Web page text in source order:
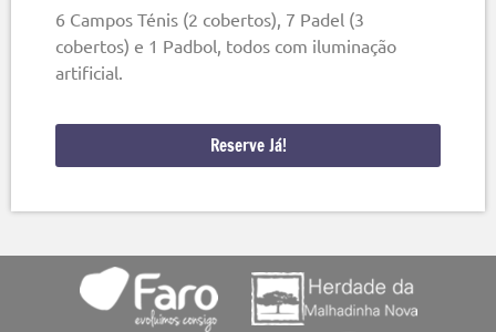
6 Campos Ténis (2 cobertos), 7 Padel (3
cobertos) e 1 Padbol, todos com iluminação
artificial.
Reserve Já!